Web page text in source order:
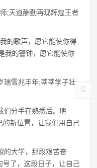
天道酬勤再现辉煌王者
歌声，愿它能使你得
我的警钟，愿它能使你
雪兆丰年;莘莘学子壮
分手在熟悉后。明
的新位置，让我们用自己
大学，那段艰苦奋
号了，这段日子，让自己